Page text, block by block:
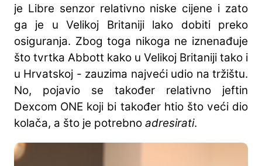
je Libre senzor relativno niske cijene i zato
ga je u Velikoj Britaniji lako dobiti preko
osiguranja. Zbog toga nikoga ne iznenađuje
što tvrtka Abbott kako u Velikoj Britaniji tako i
u Hrvatskoj - zauzima najveći udio na tržištu.
No, pojavio se također relativno jeftin
Dexcom ONE koji bi također htio što veći dio
kolača, a što je potrebno adresirati.